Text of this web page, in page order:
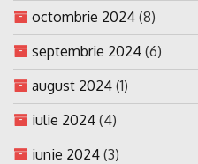
octombrie 2024 (8)
septembrie 2024 (6)
august 2024 (1)
iulie 2024 (4)
iunie 2024 (3)